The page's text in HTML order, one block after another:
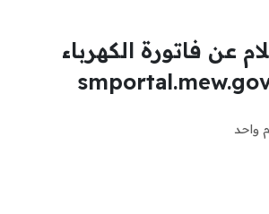
عن فاتورة الكهرباء
واحد